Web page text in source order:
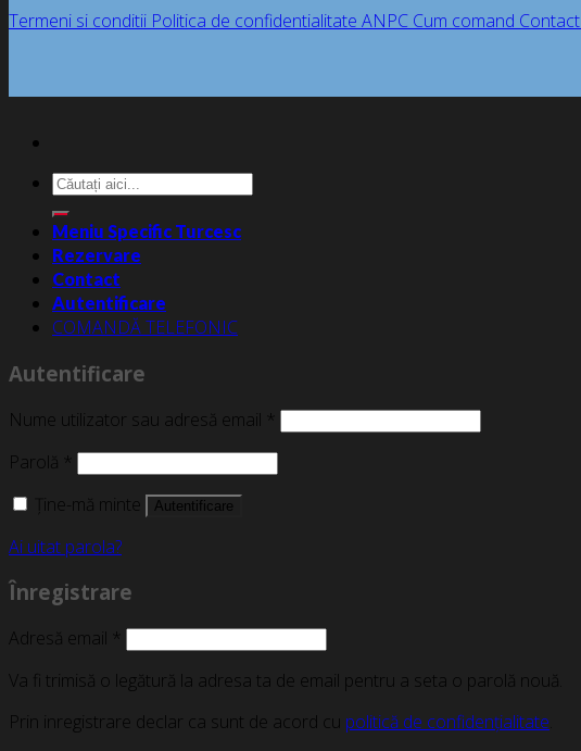
Termeni si conditii Politica de confidentialitate ANPC Cum comand Contact
Caută
după:
Meniu Specific Turcesc
Rezervare
Contact
Autentificare
COMANDĂ TELEFONIC
Autentificare
Nume utilizator sau adresă email *
Parolă *
Ține-mă minte
Autentificare
Ai uitat parola?
Înregistrare
Adresă email *
Va fi trimisă o legătură la adresa ta de email pentru a seta o parolă nouă.
Prin inregistrare declar ca sunt de acord cu politică de confidențialitate